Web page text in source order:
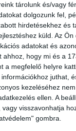
tárolunk és/vagy
dolgozunk fel,
hirdetésekhez és
küld. Az Ön
adatokat és
ahhoz, hogy mi és a
a megfelelő helyre
juthat,
kezeléséhez
ellen. A
vagy visszavonhatja
gombra.